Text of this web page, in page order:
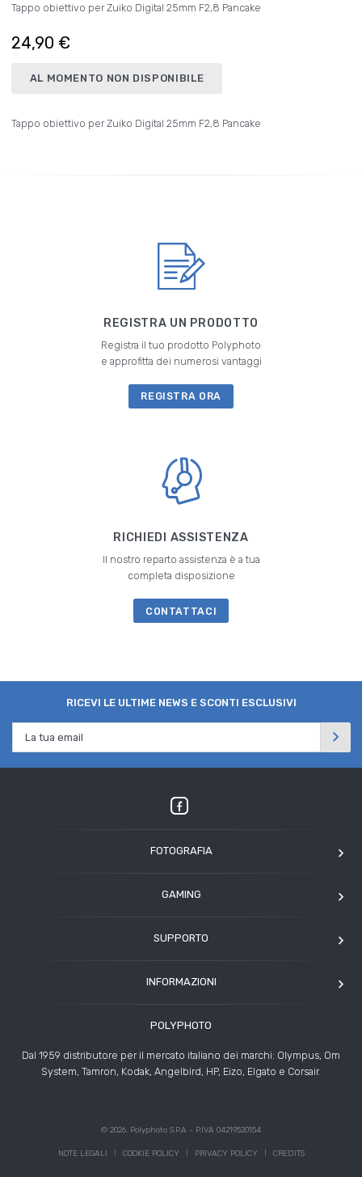
Tappo obiettivo per Zuiko Digital 25mm F2,8 Pancake
24,90 €
AL MOMENTO NON DISPONIBILE
Tappo obiettivo per Zuiko Digital 25mm F2,8 Pancake
REGISTRA UN PRODOTTO
Registra il tuo prodotto Polyphoto
e approfitta dei numerosi vantaggi
REGISTRA ORA
RICHIEDI ASSISTENZA
Il nostro reparto assistenza è a tua
completa disposizione
CONTATTACI
RICEVI LE ULTIME NEWS E SCONTI ESCLUSIVI
POLYPHOTO
Dal 1959 distributore per il mercato italiano dei marchi: Olympus, Om
System, Tamron, Kodak, Angelbird, HP, Eizo, Elgato e Corsair.
FOTOGRAFIA
Angelbird
HP
GAMING
Arcade1Up
SUPPORTO
Condizioni di vendita
INFORMAZIONI
© 2026. Polyphoto S.P.A - P.IVA 04219520154
NOTE LEGALI COOKIE POLICY PRIVACY POLICY CREDITS